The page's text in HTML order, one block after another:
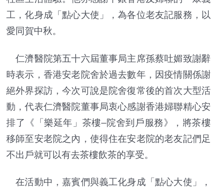
工，化身成「點心大使」，為各位老友記服務，以
愛同賀中秋。
仁濟醫院第五十六屆董事局主席孫蔡吐媚致謝辭
時表示，香港安老院舍於過去數年，因疫情關係謝
絕外界探訪，今次可說是院舍復常後的首次大型活
動，代表仁濟醫院董事局衷心感謝香港婦聯精心安
排了《「樂延年」茶樓–院舍到戶服務》，將茶樓
移師至安老院之內，使得住在安老院的老友記們足
不出戶就可以有去茶樓飲茶的享受。
在活動中，嘉賓們與義工化身成「點心大使」，